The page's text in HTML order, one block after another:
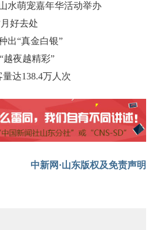
水萌宠嘉年华活动举办
好去处
出“真金白银”
越夜越精彩”
达138.4万人次
中新网·山东版权及免责声明